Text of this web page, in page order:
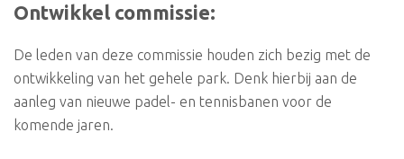
Ontwikkel commissie:
De leden van deze commissie houden zich bezig met de
ontwikkeling van het gehele park. Denk hierbij aan de
aanleg van nieuwe padel- en tennisbanen voor de
komende jaren.